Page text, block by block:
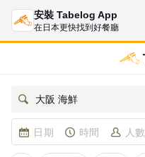
安裝 Tabelog App
在日本更快找到好餐廳
大阪 海鮮
日期 時間 人數